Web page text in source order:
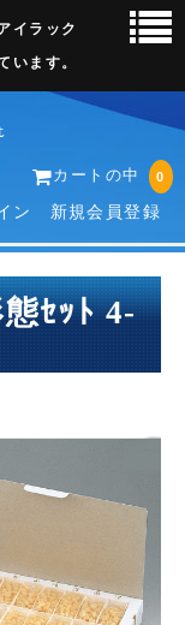
イラック
います。
カートの中 0
ン 新規会員登録
ｾｯﾄ 4-